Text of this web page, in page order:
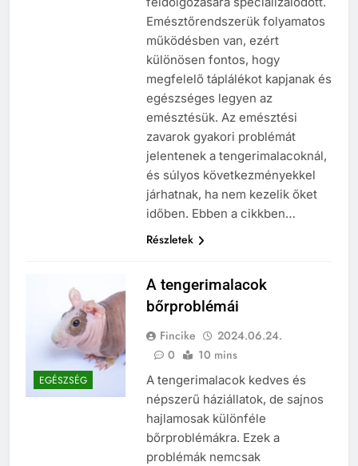
Emésztőrendszerük folyamatos
működésben van, ezért
különösen fontos, hogy
megfelelő táplálékot kapjanak és
egészséges legyen az
emésztésük. Az emésztési
zavarok gyakori problémát
jelentenek a tengerimalacoknál,
és súlyos következményekkel
járhatnak, ha nem kezelik őket
időben. Ebben a cikkben…
Részletek
EGÉSZSÉG
A tengerimalacok
bőrproblémái
Fincike
2024.06.24.
0
10 mins
A tengerimalacok kedves és
népszerű háziállatok, de sajnos
hajlamosak különféle
bőrproblémákra. Ezek a
problémák nemcsak